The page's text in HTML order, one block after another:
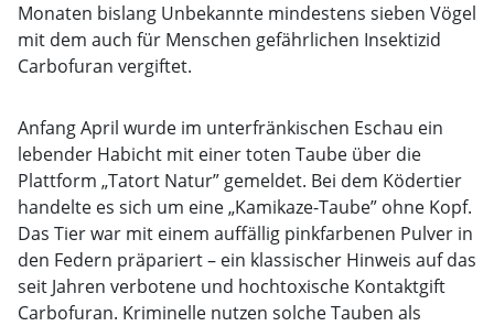
Monaten bislang Unbekannte mindestens sieben Vögel
mit dem auch für Menschen gefährlichen Insektizid
Carbofuran vergiftet.
Anfang April wurde im unterfränkischen Eschau ein
lebender Habicht mit einer toten Taube über die
Plattform „Tatort Natur” gemeldet. Bei dem Ködertier
handelte es sich um eine „Kamikaze-Taube” ohne Kopf.
Das Tier war mit einem auffällig pinkfarbenen Pulver in
den Federn präpariert – ein klassischer Hinweis auf das
seit Jahren verbotene und hochtoxische Kontaktgift
Carbofuran. Kriminelle nutzen solche Tauben als